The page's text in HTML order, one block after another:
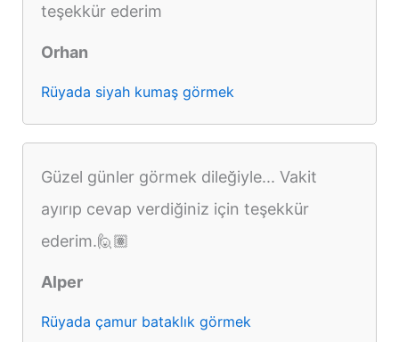
teşekkür ederim
Orhan
Rüyada siyah kumaş görmek
Güzel günler görmek dileğiyle... Vakit
ayırıp cevap verdiğiniz için teşekkür
ederim.🙋🏽
Alper
Rüyada çamur bataklık görmek